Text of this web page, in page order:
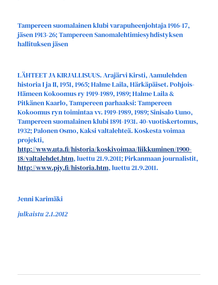
Tampereen suomalainen klubi varapuheenjohtaja 1916-17,
jäsen 1913-26; Tampereen Sanomalehtimiesyhdistyksen
hallituksen jäsen
LÄHTEET JA KIRJALLISUUS. Arajärvi Kirsti, Aamulehden
historia I ja II, 1951, 1965; Halme Laila, Härkäpäiset. Pohjois-
Hämeen Kokoomus ry 1919-1989, 1989; Halme Laila &
Pitkänen Kaarlo, Tampereen parhaaksi: Tampereen
Kokoomus ryn toimintaa vv. 1919-1989, 1989; Sinisalo Uuno,
Tampereen suomalainen klubi 1891-1931. 40-vuotiskertomus,
1932; Palonen Osmo, Kaksi valtalehteä. Koskesta voimaa
projekti,
http://www.uta.fi/historia/koskivoimaa/liikkuminen/1900-
18/valtalehdet.htm, luettu 21.9.2011; Pirkanmaan journalistit,
http://www.pjy.fi/historia.htm, luettu 21.9.2011.
Jenni Karimäki
julkaistu 2.1.2012